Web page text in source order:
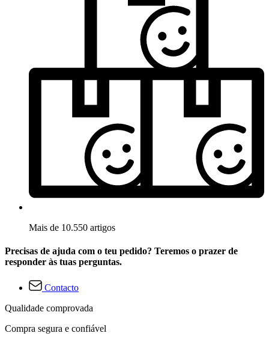
Mais de 10.550 artigos
Precisas de ajuda com o teu pedido? Teremos o prazer de
responder às tuas perguntas.
Contacto
Qualidade comprovada
Compra segura e confiável